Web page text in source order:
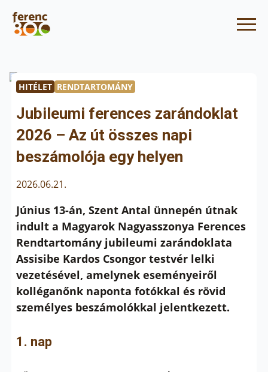
HITÉLET RENDTARTOMÁNY
Jubileumi ferences zarándoklat
2026 – Az út összes napi
beszámolója egy helyen
2026.06.21.
Június 13-án, Szent Antal ünnepén útnak
indult a Magyarok Nagyasszonya Ferences
Rendtartomány jubileumi zarándoklata
Assisibe Kardos Csongor testvér lelki
vezetésével, amelynek eseményeiről
kolléganőnk naponta fotókkal és rövid
személyes beszámolókkal jelentkezett.
1. nap